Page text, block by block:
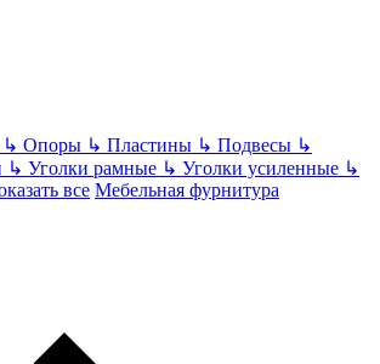
↳ Опоры ↳ Пластины ↳ Подвесы ↳
↳ Уголки рамные ↳ Уголки усиленные ↳
все Мебельная фурнитура